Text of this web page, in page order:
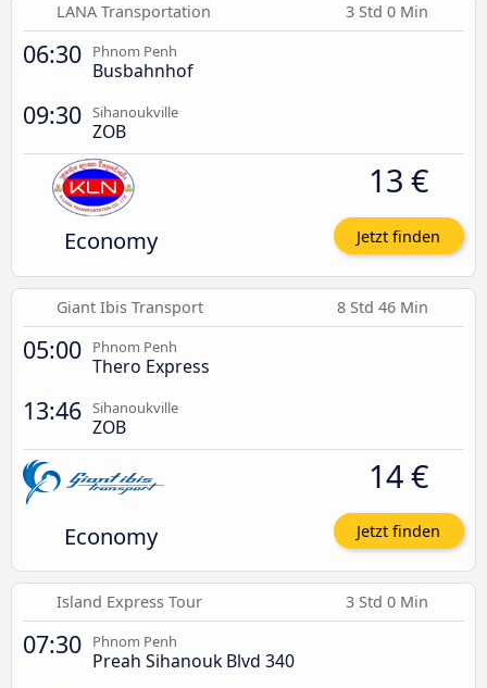
LANA Transportation 3 Std 0 Min
06:30 Phnom Penh
Busbahnhof
09:30 Sihanoukville
ZOB
Economy
13 €
Jetzt finden
Giant Ibis Transport 8 Std 46 Min
05:00 Phnom Penh
Thero Express
13:46 Sihanoukville
ZOB
Economy
14 €
Jetzt finden
Island Express Tour 3 Std 0 Min
07:30 Phnom Penh
Preah Sihanouk Blvd 340